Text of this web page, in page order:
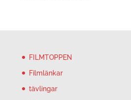
FILMTOPPEN
Filmlänkar
tävlingar